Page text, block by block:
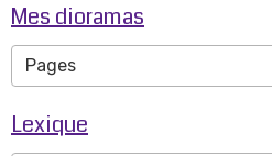
Mes dioramas
Lexique